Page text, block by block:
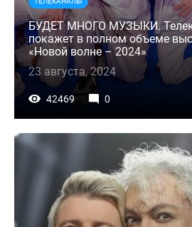
БУДЕТ МНОГО МУЗЫКИ.
покажет в полном объеме
«Новой волне – 2024»
23 августа, 2024
42469 0